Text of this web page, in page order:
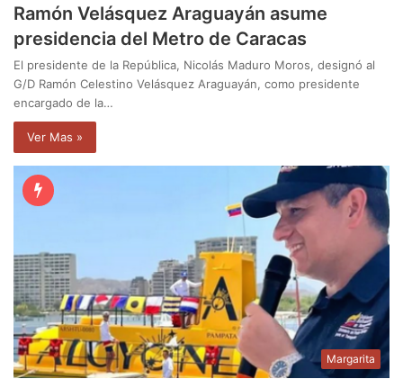
Ramón Velásquez Araguayán asume
presidencia del Metro de Caracas
El presidente de la República, Nicolás Maduro Moros, designó al
G/D Ramón Celestino Velásquez Araguayán, como presidente
encargado de la…
Ver Mas »
Margarita